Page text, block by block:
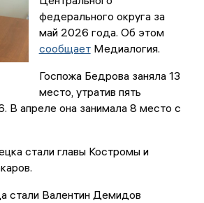
федерального округа за
май 2026 года. Об этом
сообщаетМедиалогия.
Госпожа Бедрова заняла 13
место, утратив пять
В апреле она занимала 8 место с
стали главы Костромы и
стали Валентин Демидов